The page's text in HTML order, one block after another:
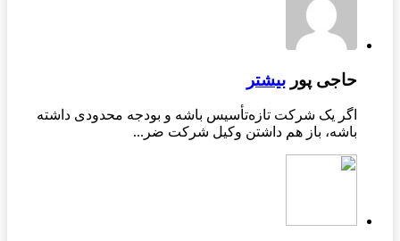
حاجی پور بیشتر
اگر یک شرکت تازه‌تأسیس باشه و بودجه محدودی داشته
باشه، باز هم داشتن وکیل شرکت ضر...